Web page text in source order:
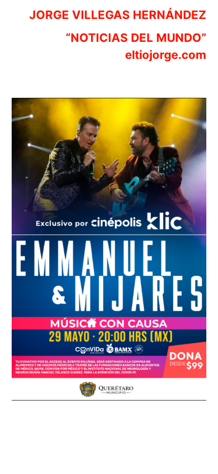
JORGE VILLEGAS HERNÁNDEZ
“NOTICIAS DEL MUNDO”
eltiojorge.com